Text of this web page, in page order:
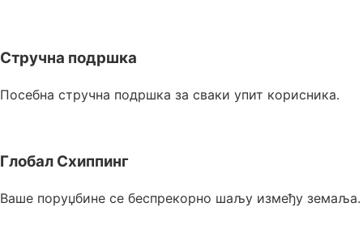
Стручна подршка
Посебна стручна подршка за сваки упит корисника.
Глобал Схиппинг
Ваше поруџбине се беспрекорно шаљу између земаља.